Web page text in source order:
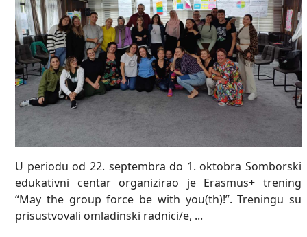
U periodu od 22. septembra do 1. oktobra Somborski
edukativni centar organizirao je Erasmus+ trening
“May the group force be with you(th)!”. Treningu su
prisustvovali omladinski radnici/e, ...